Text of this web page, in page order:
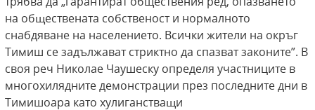
на обществената собственост и нормалното
снабдяване на населението. Всички жители на окръг
Тимиш се задължават стриктно да спазват законите”. В
своя реч Николае Чаушеску определя участниците в
многохилядните демонстрации през последните дни в
Тимишоара като хулиганстващи